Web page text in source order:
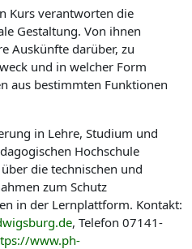
Kurs verantworten die
Gestaltung. Von ihnen
Auskünfte darüber, zu
und in welcher Form
aus bestimmten Funktionen
in Lehre, Studium und
Hochschule
die technischen und
zum Schutz
in der Lernplattform. Kontakt:
, Telefon 07141-
www.ph-